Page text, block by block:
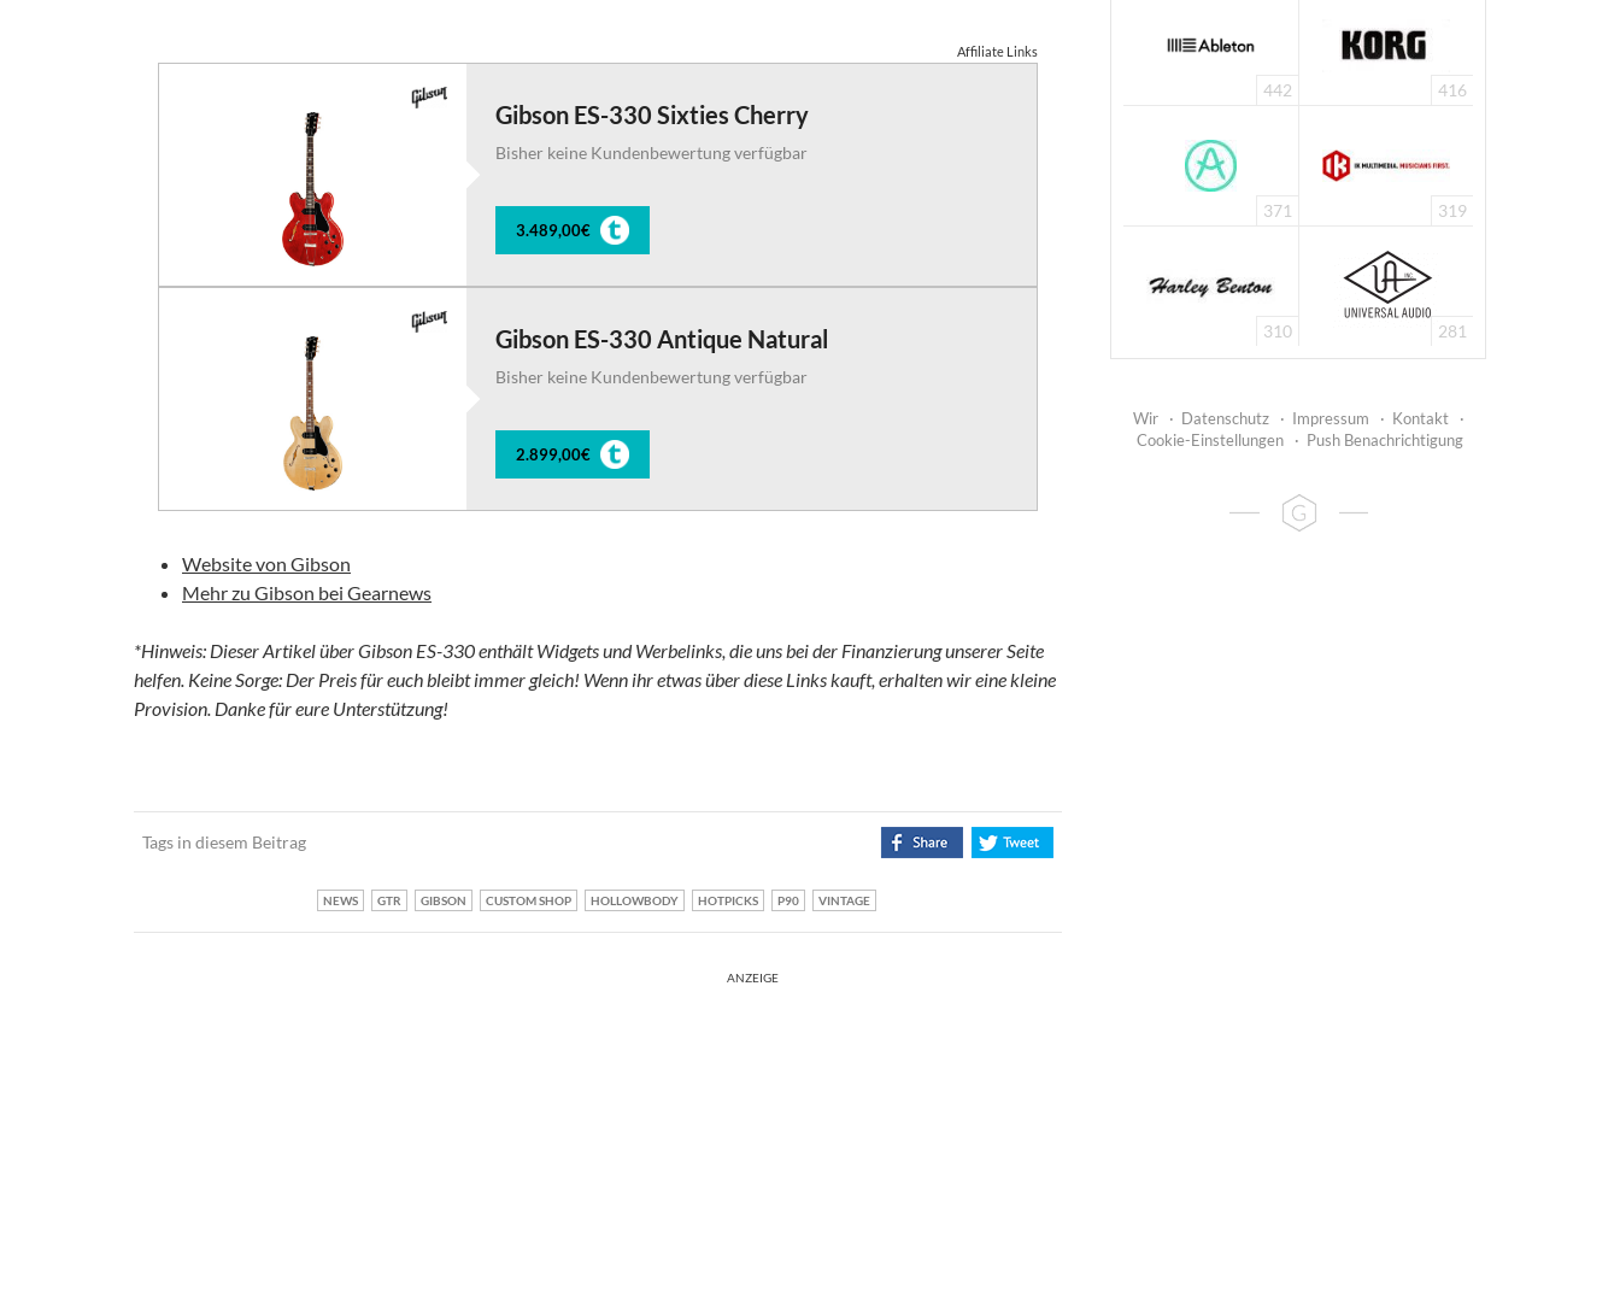
Affiliate Links
Gibson ES-330 Sixties Cherry
Bisher keine Kundenbewertung verfügbar
3.489,00€
Gibson ES-330 Antique Natural
Bisher keine Kundenbewertung verfügbar
2.899,00€
Website von Gibson
Mehr zu Gibson bei Gearnews
*Hinweis: Dieser Artikel über Gibson ES-330 enthält Widgets und Werbelinks, die uns bei der Finanzierung unserer Seite
helfen. Keine Sorge: Der Preis für euch bleibt immer gleich! Wenn ihr etwas über diese Links kauft, erhalten wir eine kleine
Provision. Danke für eure Unterstützung!
Tags in diesem Beitrag
NEWS GTR GIBSON CUSTOM SHOP HOLLOWBODY HOTPICKS P90 VINTAGE
ANZEIGE
442 416
371 319
310 281
Wir · Datenschutz · Impressum · Kontakt
·
Cookie-Einstellungen
· Push Benachrichtigung